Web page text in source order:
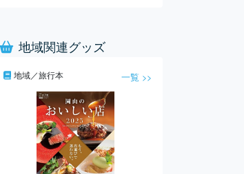
ルなどで賑わっています。 長男が
行きたい！と言うので、久しぶり
にランチへ行ってきました。 今回
お邪魔したのは、野田店。 お店の
外観はこんな感じで、まるで古い
倉庫のような雰囲気ですよね。 い
つもお昼時は混み合うのですが、
この時は2組待ちくらいで、10分ほ
どで席に案内してもらえました。
地域関連グッズ
地域／旅行本 一覧 >>